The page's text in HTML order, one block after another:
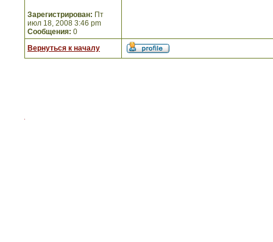
Зарегистрирован: Пт
июл 18, 2008 3:46 pm
Сообщения: 0
Вернуться к началу